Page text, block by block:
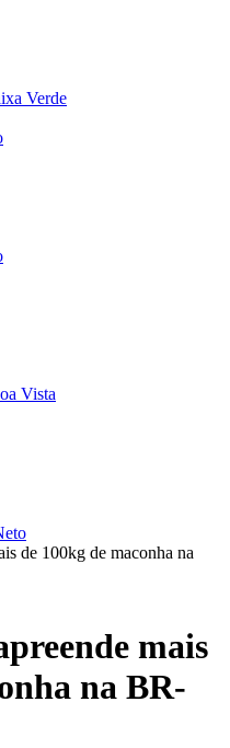
Verde
Vista
de 100kg de maconha na
mais
na BR-